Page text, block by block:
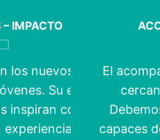
IMPACTO
los nuevos
Su estilo,
inspiran cómo
de
El
capaces